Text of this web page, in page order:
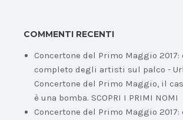
COMMENTI RECENTI
Concertone del Primo Maggio 2017:
completo degli artisti sul palco -
Concertone del Primo Maggio, il
è una bomba. SCOPRI I PRIMI NOMI
Concertone del Primo Maggio 2017: